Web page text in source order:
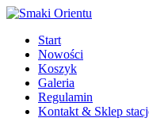
Start
Nowości
Koszyk
Galeria
Regulamin
Kontakt & Sklep